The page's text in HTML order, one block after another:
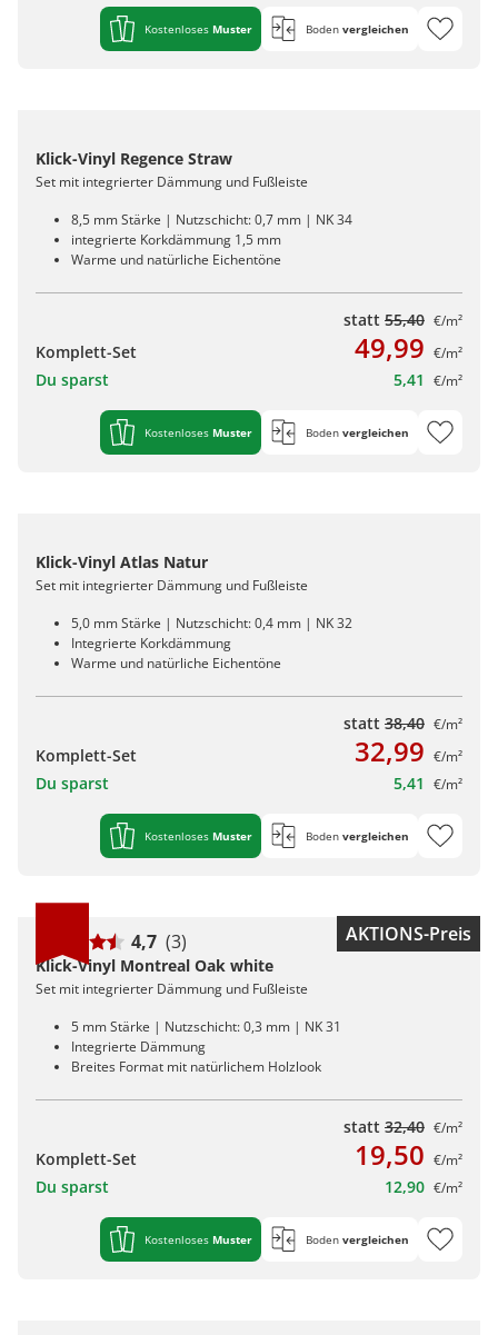
Kostenloses Muster Boden vergleichen
Klick-Vinyl Regence Straw
Set mit integrierter Dämmung und Fußleiste
8,5 mm Stärke | Nutzschicht: 0,7 mm | NK 34
integrierte Korkdämmung 1,5 mm
Warme und natürliche Eichentöne
statt 55,40 €/m²
Komplett-Set 49,99 €/m²
Du sparst 5,41 €/m²
Kostenloses Muster Boden vergleichen
Klick-Vinyl Atlas Natur
Set mit integrierter Dämmung und Fußleiste
5,0 mm Stärke | Nutzschicht: 0,4 mm | NK 32
Integrierte Korkdämmung
Warme und natürliche Eichentöne
statt 38,40 €/m²
Komplett-Set 32,99 €/m²
Du sparst 5,41 €/m²
Kostenloses Muster Boden vergleichen
AKTIONS-Preis
4,7 (3)
Klick-Vinyl Montreal Oak white
Set mit integrierter Dämmung und Fußleiste
5 mm Stärke | Nutzschicht: 0,3 mm | NK 31
Integrierte Dämmung
Breites Format mit natürlichem Holzlook
statt 32,40 €/m²
Komplett-Set 19,50 €/m²
Du sparst 12,90 €/m²
Kostenloses Muster Boden vergleichen